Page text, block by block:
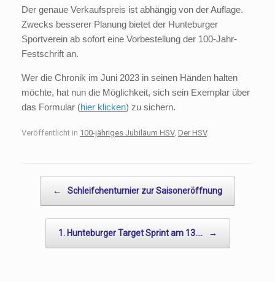
Der genaue Verkaufspreis ist abhängig von der Auflage.
Zwecks besserer Planung bietet der Hunteburger
Sportverein ab sofort eine Vorbestellung der 100-Jahr-
Festschrift an.
Wer die Chronik im Juni 2023 in seinen Händen halten
möchte, hat nun die Möglichkeit, sich sein Exemplar über
das Formular (hier klicken) zu sichern.
Veröffentlicht in 100-jähriges Jubiläum HSV, Der HSV.
← Schleifchenturnier zur Saisoneröffnung
1. Hunteburger Target Sprint am 13.… →